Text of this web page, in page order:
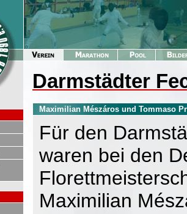
Darmstädter
Maximilian Mészáros und Tommaso
Für den
waren bei den
Maximilian